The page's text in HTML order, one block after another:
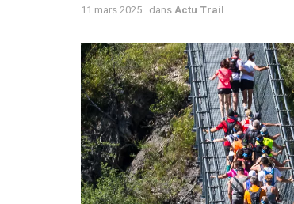
11 mars 2025 dansActu Trail